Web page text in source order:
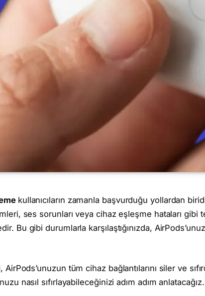
kullanıcıların zamanla başvurduğu yollardan
ses sorunları veya cihaz eşleşme hataları gibi
Bu gibi durumlarla karşılaştığınızda,
AirPods’unuzun tüm cihaz bağlantılarını siler ve
nasıl sıfırlayabileceğinizi adım adım anlatacağız.